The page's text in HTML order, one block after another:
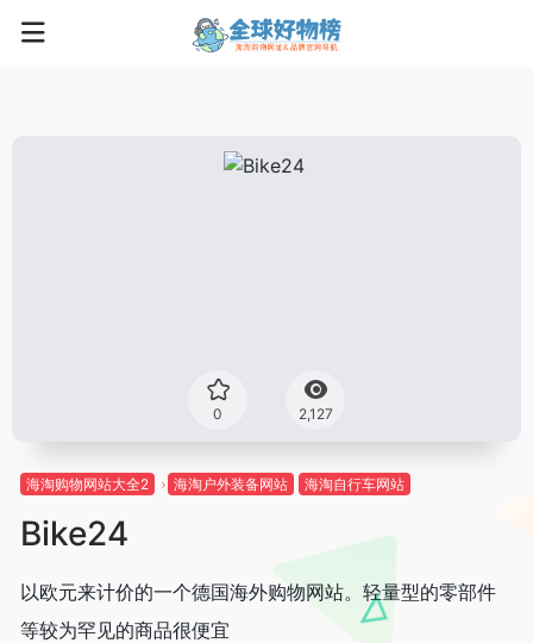
0 2,127
海淘购物网站大全2 海淘户外装备网站 海淘自行车网站
Bike24
以欧元来计价的一个德国海外购物网站。轻量型的零部件
等较为罕见的商品很便宜